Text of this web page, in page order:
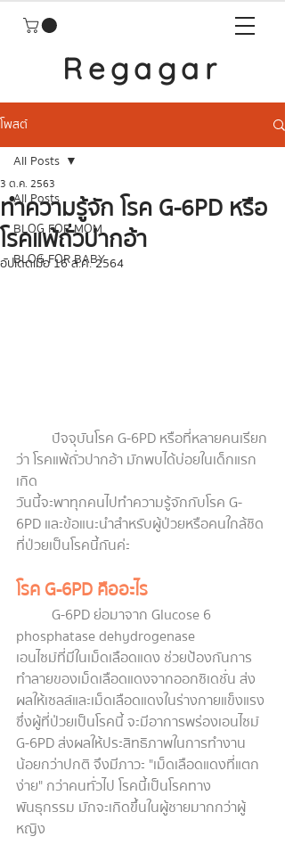
Regagar
โพสต์
All Posts
BLOG FOR MOM
BLOG FOR BABY
All Posts
ทำความรู้จัก โรค G-6PD หรือ
โรคแพ้ถั่วปากอ้า
3 ต.ค. 2563
อัปเดตเมื่อ16 ส.ค. 2564
ปัจจุบันโรค G-6PD หรือที่หลายคนเรียก
ว่า โรคแพ้ถั่วปากอ้า มักพบได้บ่อยในเด็กแรก
เกิด
วันนี้จะพาทุกคนไปทำความรู้จักกับโรค G-
6PD และข้อแนะนำสำหรับผู้ป่วยหรือคนใกล้ชิด
ที่ป่วยเป็นโรคนี้กันค่ะ
โรค G-6PD คืออะไร
G-6PD ย่อมาจาก Glucose 6
phosphatase dehydrogenase
เอนไซม์ที่มีในเม็ดเลือดแดง ช่วยป้องกันการ
ทำลายของเม็ดเลือดแดงจากออกซิเดชั่น ส่ง
ผลให้เซลล์และเม็ดเลือดแดงในร่างกายแข็งแรง
ซึ่งผู้ที่ป่วยเป็นโรคนี้ จะมีอาการพร่องเอนไซม์
G-6PD ส่งผลให้ประสิทธิภาพในการทำงาน
น้อยกว่าปกติ จึงมีภาวะ "เม็ดเลือดแดงที่แตก
ง่าย" กว่าคนทั่วไป โรคนี้เป็นโรคทาง
พันธุกรรม มักจะเกิดขึ้นในผู้ชายมากกว่าผู้
หญิง